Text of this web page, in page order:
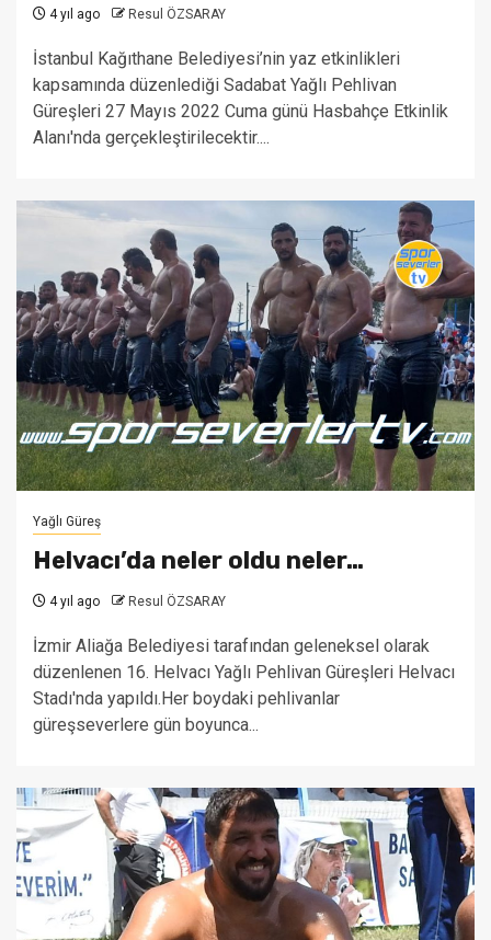
4 yıl ago Resul ÖZSARAY
İstanbul Kağıthane Belediyesi’nin yaz etkinlikleri
kapsamında düzenlediği Sadabat Yağlı Pehlivan
Güreşleri 27 Mayıs 2022 Cuma günü Hasbahçe Etkinlik
Alanı'nda gerçekleştirilecektir....
Yağlı Güreş
Helvacı’da neler oldu neler…
4 yıl ago Resul ÖZSARAY
İzmir Aliağa Belediyesi tarafından geleneksel olarak
düzenlenen 16. Helvacı Yağlı Pehlivan Güreşleri Helvacı
Stadı'nda yapıldı.Her boydaki pehlivanlar
güreşseverlere gün boyunca...